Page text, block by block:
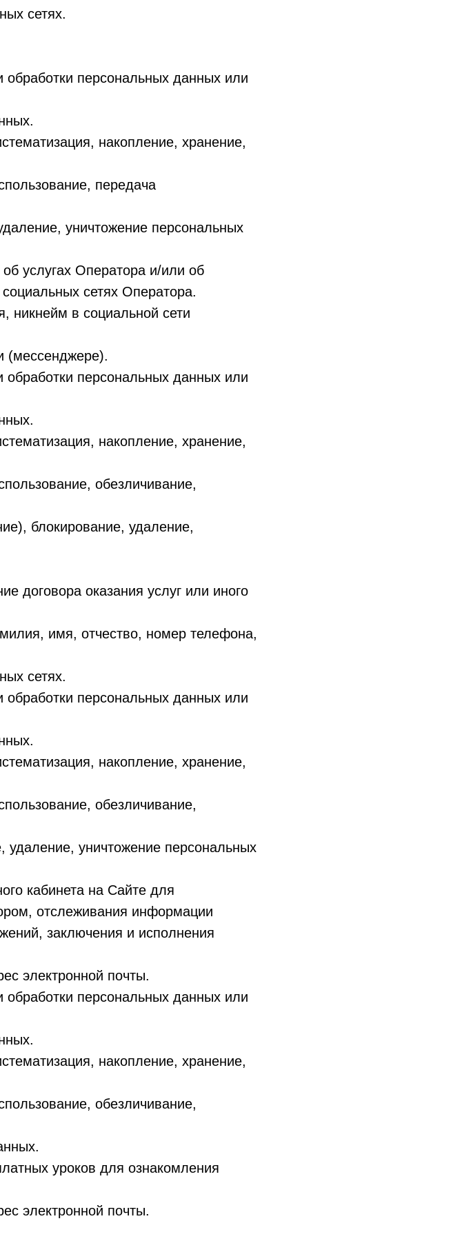
сетях.
персональных данных или
накопление, хранение,
передача
уничтожение персональных
услугах Оператора и/или об
сетях Оператора.
никнейм в социальной сети
(мессенджере).
персональных данных или
накопление, хранение,
обезличивание,
блокирование, удаление,
договора оказания услуг или иного
имя, отчество, номер телефона,
сетях.
персональных данных или
накопление, хранение,
обезличивание,
удаление, уничтожение персональных
кабинета на Сайте для
отслеживания информации
заключения и исполнения
электронной почты.
персональных данных или
накопление, хранение,
обезличивание,
уроков для ознакомления
электронной почты.